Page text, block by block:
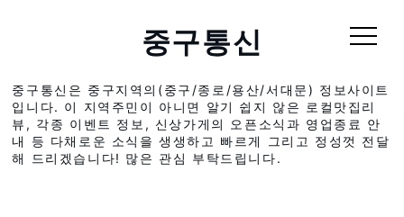
중구통신
중구통신은 중구지역의(중구/종로/용산/서대문) 정보사이트
입니다. 이 지역주민이 아니면 알기 쉽지 않은 로컬맛집리
뷰, 각종 이벤트 정보, 신상가게의 오픈소식과 영업종료 안
내 등 다채로운 소식을 생생하고 빠르게 그리고 정성껏 전달
해 드리겠습니다! 많은 관심 부탁드립니다.